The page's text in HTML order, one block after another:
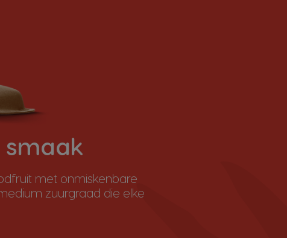
smaak
met onmiskenbare
zuurgraad die elke